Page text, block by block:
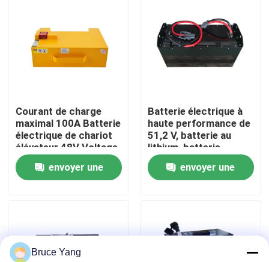
Visite d'usine
Contrôle de qualité
batterie au lithium de chariot élévateur
Lithium électrique Ion Battery de chariot élévateur
Batterie de camion de palette
Courant de charge
maximal 100A Batterie
électrique de chariot
élévateur 48V Voltage
pour des
performances
optimales
envoyer une
Batterie électrique à
haute performance de
51,2 V, batterie au
lithium, batterie
LiFePO4
envoyer une
Bruce Yang